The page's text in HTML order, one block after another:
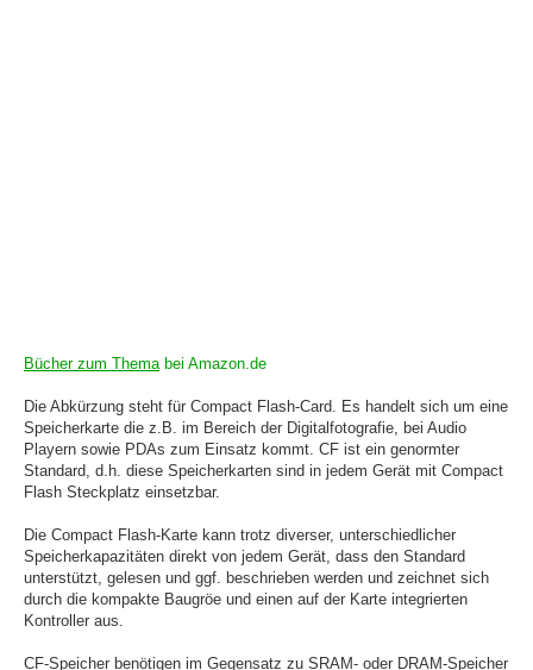
Bücher zum Themabei Amazon.de
Die Abkürzung steht für Compact Flash-Card. Es handelt sich um eine
Speicherkarte die z.B. im Bereich der Digitalfotografie, bei Audio
Playern sowie PDAs zum Einsatz kommt. CF ist ein genormter
Standard, d.h. diese Speicherkarten sind in jedem Gerät mit Compact
Flash Steckplatz einsetzbar.
Die Compact Flash-Karte kann trotz diverser, unterschiedlicher
Speicherkapazitäten direkt von jedem Gerät, dass den Standard
unterstützt, gelesen und ggf. beschrieben werden und zeichnet sich
durch die kompakte Baugröe und einen auf der Karte integrierten
Kontroller aus.
CF-Speicher benötigen im Gegensatz zu SRAM- oder DRAM-Speicher